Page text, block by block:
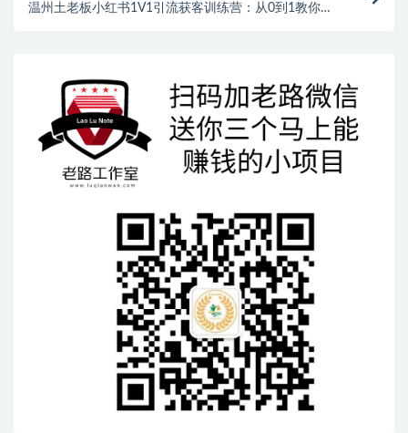
温州土老板小红书1V1引流获客训练营：从0到1教你打